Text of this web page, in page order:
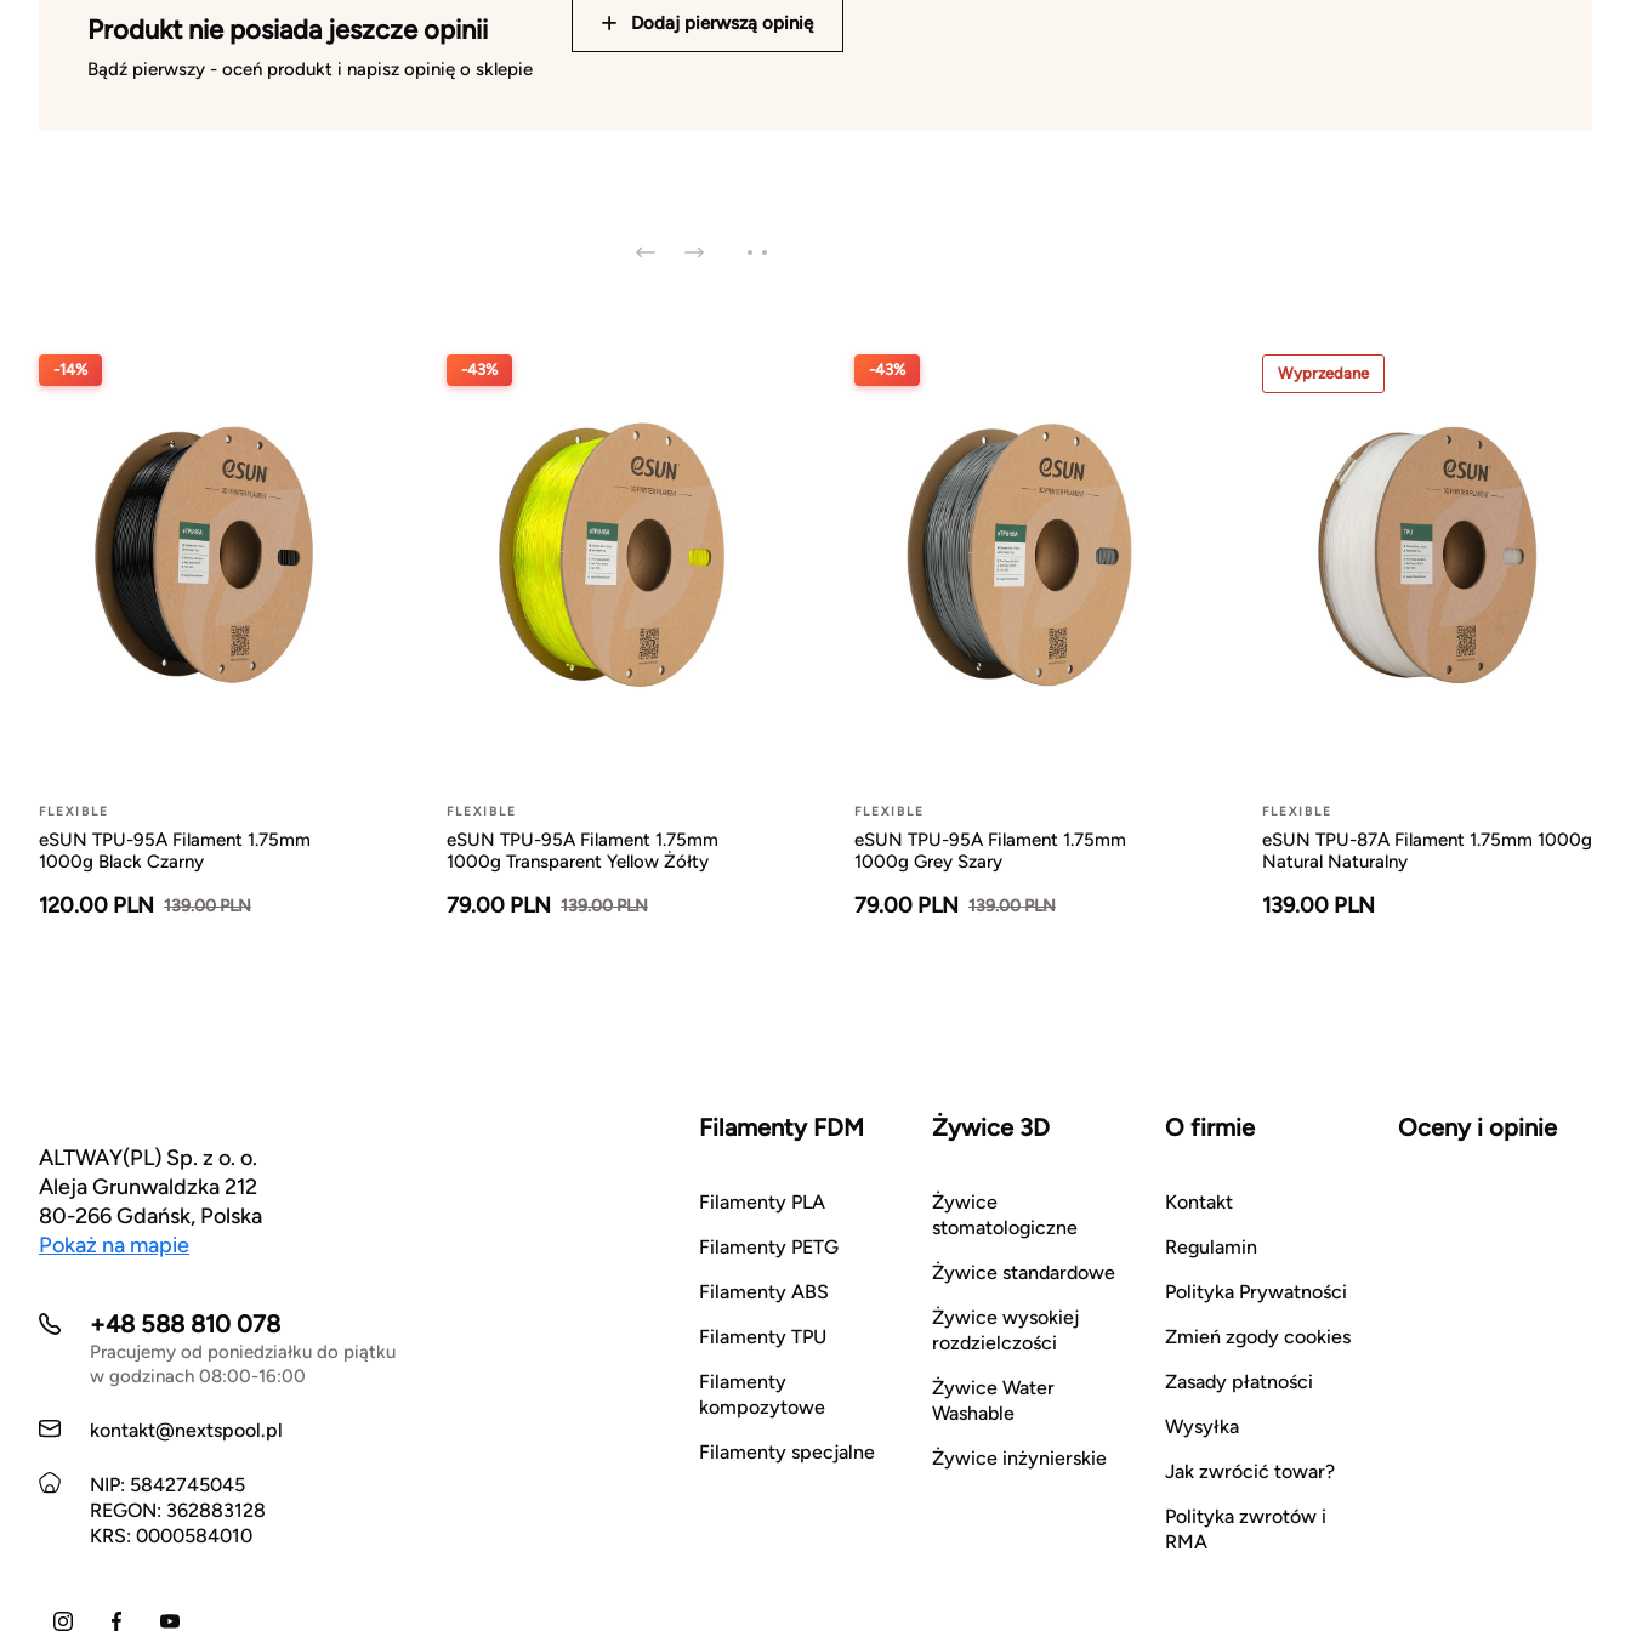
Produkt nie posiada jeszcze opinii
Bądź pierwszy - oceń produkt i napisz opinię o sklepie
Dodaj pierwszą opinię
-14%
FLEXIBLE
eSUN TPU-95A Filament 1.75mm
1000g Black Czarny
120.00 PLN 139.00 PLN
-43%
FLEXIBLE
eSUN TPU-95A Filament 1.75mm
1000g Transparent Yellow Żółty
79.00 PLN 139.00 PLN
-43%
FLEXIBLE
eSUN TPU-95A Filament 1.75mm
1000g Grey Szary
79.00 PLN 139.00 PLN
Wyprzedane
FLEXIBLE
eSUN TPU-87A Filament 1.75mm 1000g
Natural Naturalny
139.00 PLN
ALTWAY(PL) Sp. z o. o.
Aleja Grunwaldzka 212
80-266 Gdańsk, Polska
Pokaż na mapie
+48 588 810 078
Pracujemy od poniedziałku do piątku
w godzinach 08:00-16:00
kontakt@nextspool.pl
NIP: 5842745045
REGON: 362883128
KRS: 0000584010
Filamenty FDM
Filamenty PLA
Filamenty PETG
Filamenty ABS
Filamenty TPU
Filamenty
kompozytowe
Filamenty specjalne
Żywice 3D
Żywice
stomatologiczne
Żywice standardowe
Żywice wysokiej
rozdzielczości
Żywice Water
Washable
Żywice inżynierskie
O firmie
Kontakt
Regulamin
Polityka Prywatności
Zmień zgody cookies
Zasady płatności
Wysyłka
Jak zwrócić towar?
Polityka zwrotów i
RMA
Oceny i opinie